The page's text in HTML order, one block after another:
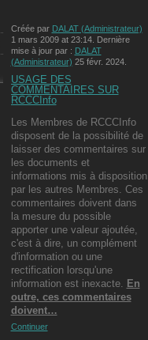
Créée par DALAT (Administrateur)
1 mars 2009 at 23:14. Dernière
mise à jour par : DALAT
(Administrateur) 25 févr. 2024.
USAGE DES
COMMENTAIRES SUR
RCCCInfo
Les Membres de RCCCInfo
disposent de la possibilité de
laisser des commentaires sur
les documents et
informations mis à disposition
par les autres Membres. Ces
commentaires doivent dans
la mesure du possible
apporter une valeur ajoutée,
c'est à dire, un complément
d'information ou une
rectification lorsqu'une
information est inexacte. En
outre, ces commentaires
doivent…
Continuer